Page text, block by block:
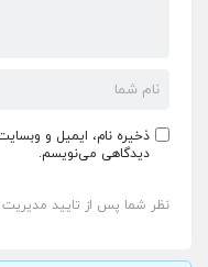
ذخیره نام، ایمیل و
دیدگاهی می‌نویسم.
نظر شما پس از تایید